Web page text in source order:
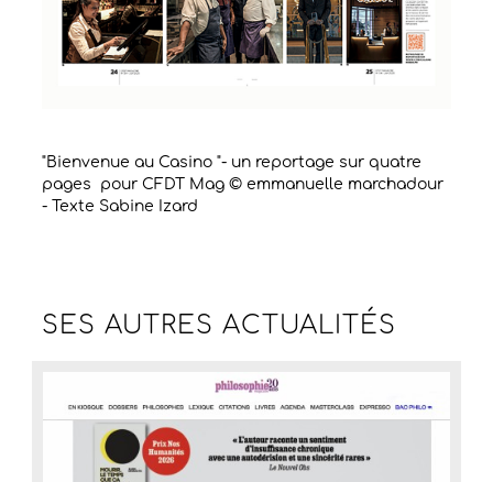
"Bienvenue au Casino "- un reportage sur quatre
pages pour CFDT Mag © emmanuelle marchadour
- Texte Sabine Izard
SES AUTRESACTUALITÉS